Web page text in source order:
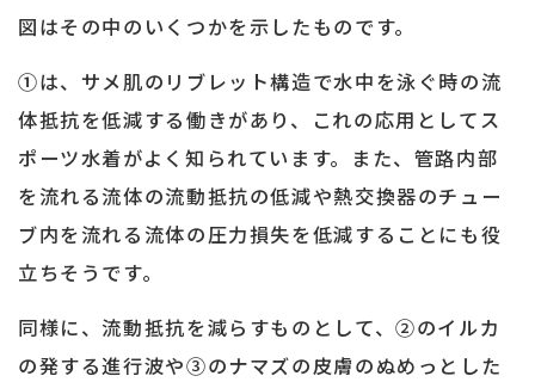
図はその中のいくつかを示したものです。
①は、サメ肌のリブレット構造で水中を泳ぐ時の流
体抵抗を低減する働きがあり、これの応用としてス
ポーツ水着がよく知られています。また、管路内部
を流れる流体の流動抵抗の低減や熱交換器のチュー
ブ内を流れる流体の圧力損失を低減することにも役
立ちそうです。
同様に、流動抵抗を減らすものとして、②のイルカ
の発する進行波や③のナマズの皮膚のぬめっとした